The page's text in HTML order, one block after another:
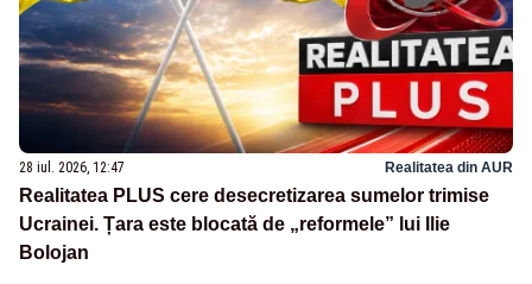
28 iul. 2026, 12:47 Realitatea din AUR
Realitatea PLUS cere desecretizarea sumelor trimise
Ucrainei. Țara este blocată de „reformele” lui Ilie
Bolojan